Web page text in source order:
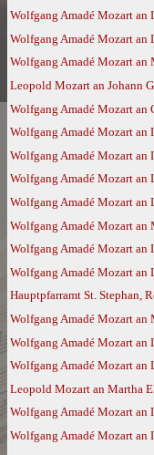
Wolfgang Amadé Mozart
Wolfgang Amadé Mozart
Wolfgang Amadé Mozart an
Leopold Mozart an Johann
Wolfgang Amadé Mozart an
Wolfgang Amadé Mozart
Wolfgang Amadé Mozart an
Wolfgang Amadé Mozart
Wolfgang Amadé Mozart
Wolfgang Amadé Mozart an
Wolfgang Amadé Mozart
Wolfgang Amadé Mozart
Hauptpfarramt St. Stephan,
Wolfgang Amadé Mozart an
Wolfgang Amadé Mozart
Wolfgang Amadé Mozart
Leopold Mozart an Martha
Wolfgang Amadé Mozart
Wolfgang Amadé Mozart